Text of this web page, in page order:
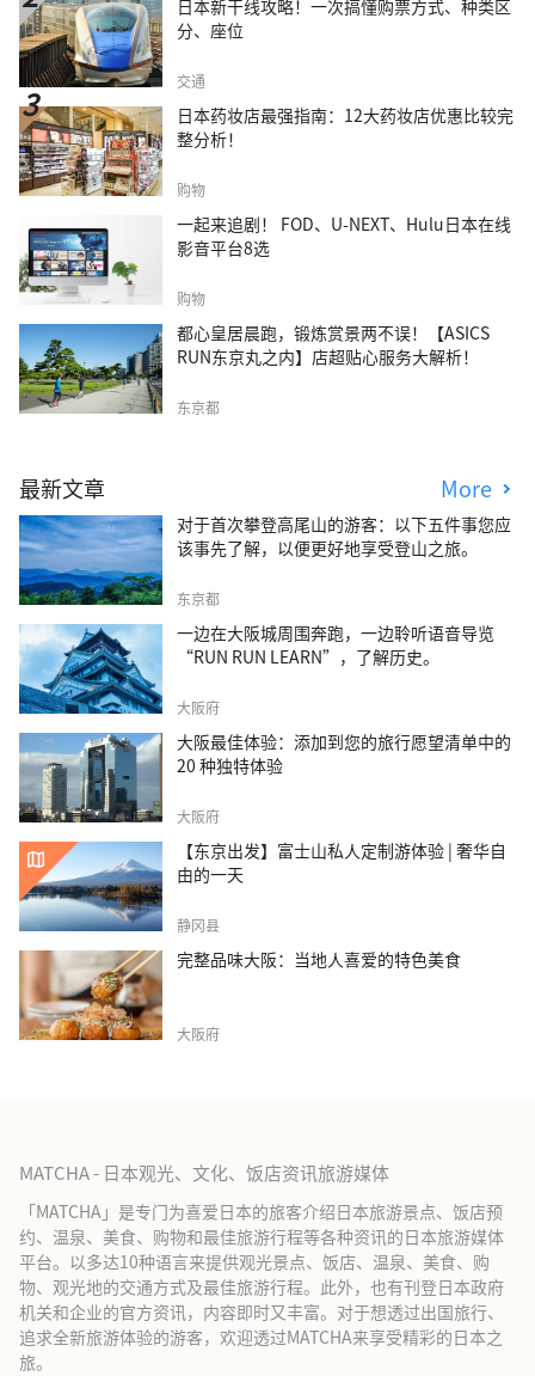
日本新干线攻略！一次搞懂购票方式、种类区
分、座位
交通
日本药妆店最强指南：12大药妆店优惠比较完
整分析！
购物
一起来追剧！ FOD、U-NEXT、Hulu日本在线
影音平台8选
购物
都心皇居晨跑，锻炼赏景两不误！【ASICS
RUN东京丸之内】店超贴心服务大解析！
东京都
最新文章 More
对于首次攀登高尾山的游客：以下五件事您应
该事先了解，以便更好地享受登山之旅。
东京都
一边在大阪城周围奔跑，一边聆听语音导览
“RUN RUN LEARN”，了解历史。
大阪府
大阪最佳体验：添加到您的旅行愿望清单中的
20 种独特体验
大阪府
【东京出发】富士山私人定制游体验 | 奢华自
由的一天
静冈县
完整品味大阪：当地人喜爱的特色美食
大阪府
MATCHA - 日本观光、文化、饭店资讯旅游媒体
「MATCHA」是专门为喜爱日本的旅客介绍日本旅游景点、饭店预
约、温泉、美食、购物和最佳旅游行程等各种资讯的日本旅游媒体
平台。以多达10种语言来提供观光景点、饭店、温泉、美食、购
物、观光地的交通方式及最佳旅游行程。此外，也有刊登日本政府
机关和企业的官方资讯，内容即时又丰富。对于想透过出国旅行、
追求全新旅游体验的游客，欢迎透过MATCHA来享受精彩的日本之
旅。